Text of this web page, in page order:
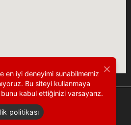
en iyi deneyimi sunabilmemiz
Bu siteyi kullanmaya
kabul ettiğinizi varsayarız.
politikası